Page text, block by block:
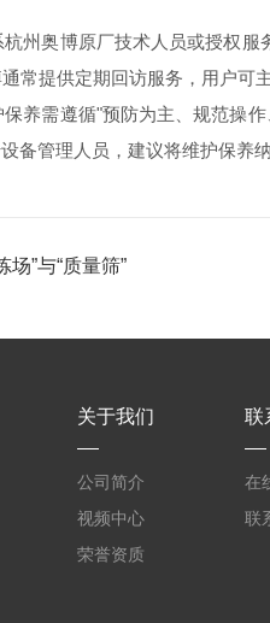
奥博原厂技术人员或授权服
常提供定期回访服务，用户可
需遵循"预防为主、规范操作
备管理人员，建议将维护保养
”与“质量筛”
关于我们
公司简介
视频中心
荣誉资质
联
在
联